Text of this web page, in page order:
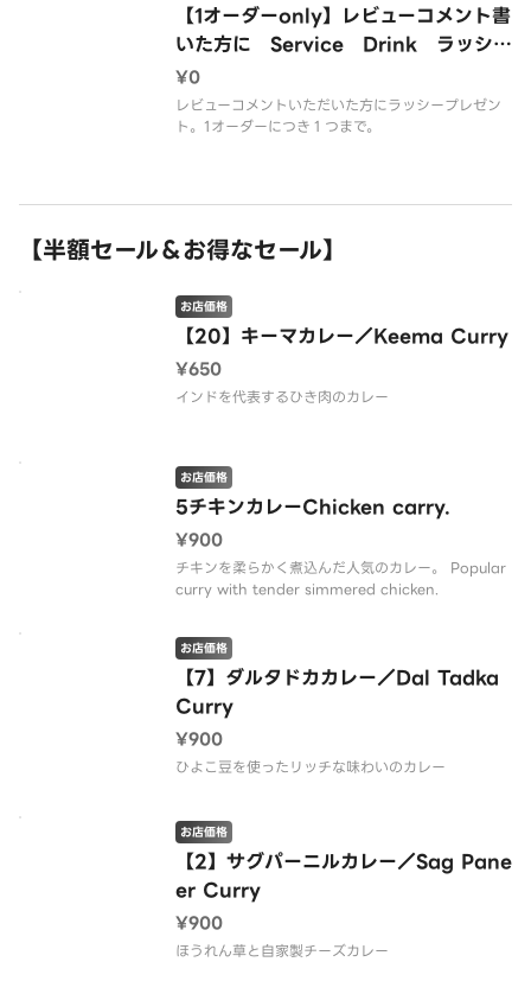
【1オーダーonly】レビューコメント書
いた方に Service Drink ラッシ
ー Lassi 1オーダーにつき１つまで
¥0
レビューコメントいただいた方にラッシープレゼン
ト。1オーダーにつき１つまで。
【半額セール＆お得なセール】
【20】キーマカレー／Keema Curry
お店価格
¥650
インドを代表するひき肉のカレー
5チキンカレーChicken carry.
お店価格
¥900
チキンを柔らかく煮込んだ人気のカレー。 Popular
curry with tender simmered chicken.
【7】ダルタドカカレー／Dal Tadka
Curry
お店価格
¥900
ひよこ豆を使ったリッチな味わいのカレー
【2】サグパーニルカレー／Sag Pane
er Curry
お店価格
¥900
ほうれん草と自家製チーズカレー